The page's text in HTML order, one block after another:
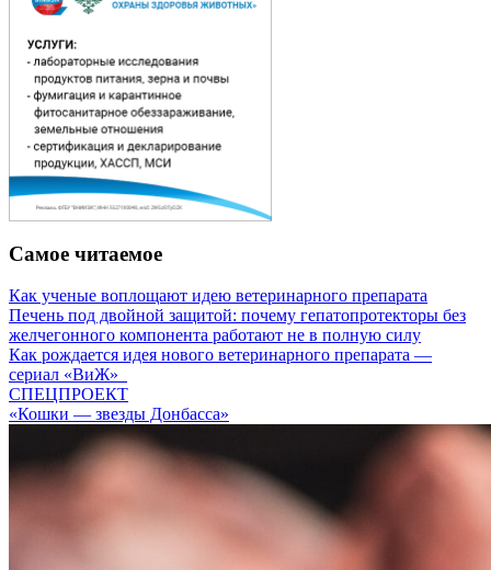
Самое читаемое
Как ученые воплощают идею ветеринарного препарата
Печень под двойной защитой: почему гепатопротекторы без
желчегонного компонента работают не в полную силу
Как рождается идея нового ветеринарного препарата —
сериал «ВиЖ»
СПЕЦПРОЕКТ
«Кошки — звезды Донбасса»